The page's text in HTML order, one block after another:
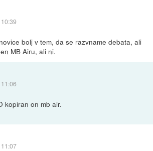
bolj v tem, da se razvname debata, ali
MB Airu, ali ni.
kopiran on mb air.